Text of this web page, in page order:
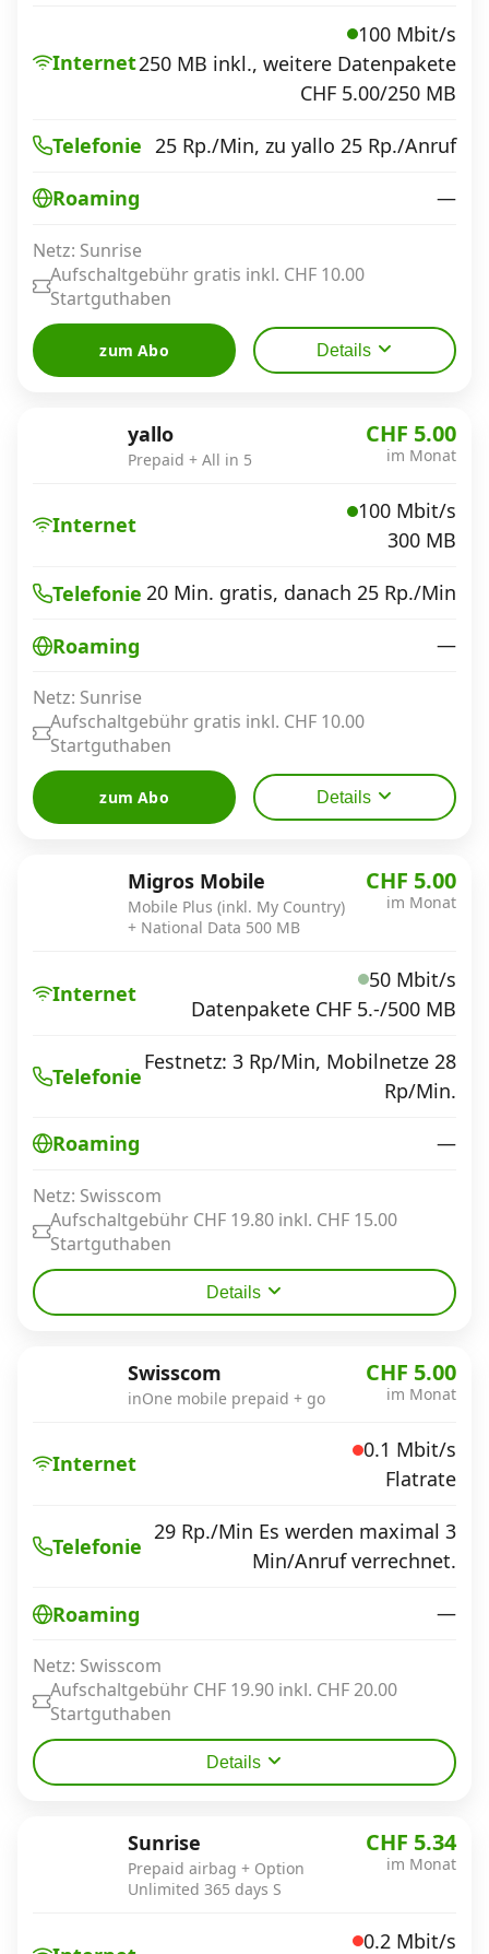
Internet
100 Mbit/s
250 MB inkl., weitere Datenpakete
CHF 5.00/250 MB
Telefonie 25 Rp./Min, zu yallo 25 Rp./Anruf
Roaming —
Netz: Sunrise
Aufschaltgebühr gratis inkl. CHF 10.00
Startguthaben
zum Abo Details
yallo
Prepaid + All in 5
CHF 5.00
im Monat
Internet
100 Mbit/s
300 MB
Telefonie 20 Min. gratis, danach 25 Rp./Min
Roaming —
Netz: Sunrise
Aufschaltgebühr gratis inkl. CHF 10.00
Startguthaben
zum Abo Details
Migros Mobile
Mobile Plus (inkl. My Country)
+ National Data 500 MB
CHF 5.00
im Monat
Internet
50 Mbit/s
Datenpakete CHF 5.-/500 MB
Telefonie
Festnetz: 3 Rp/Min, Mobilnetze 28
Rp/Min.
Roaming —
Netz: Swisscom
Aufschaltgebühr CHF 19.80 inkl. CHF 15.00
Startguthaben
Details
Swisscom
inOne mobile prepaid + go
CHF 5.00
im Monat
Internet
0.1 Mbit/s
Flatrate
Telefonie
29 Rp./Min Es werden maximal 3
Min/Anruf verrechnet.
Roaming —
Netz: Swisscom
Aufschaltgebühr CHF 19.90 inkl. CHF 20.00
Startguthaben
Details
Sunrise
Prepaid airbag + Option
Unlimited 365 days S
CHF 5.34
im Monat
0.2 Mbit/s